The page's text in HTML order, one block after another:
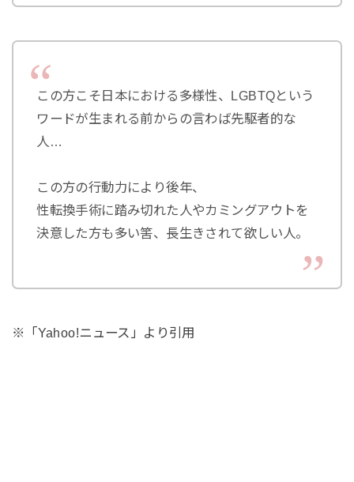
この方こそ日本における多様性、LGBTQという
ワードが生まれる前からの言わば先駆者的な
人…
この方の行動力により後年、
性転換手術に踏み切れた人やカミングアウトを
決意した方も多い筈、長生きされて欲しい人。
※「Yahoo!ニュース」より引用